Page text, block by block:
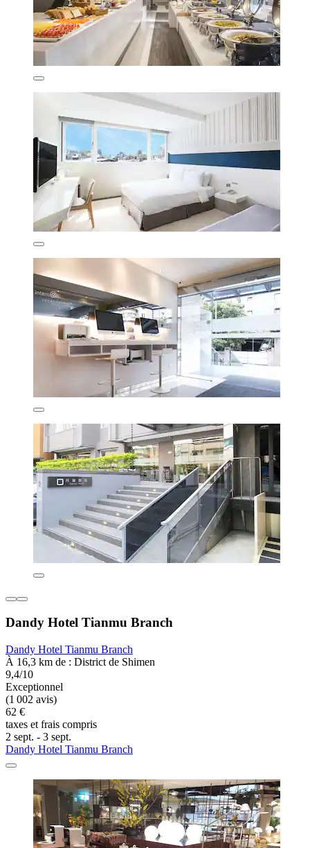
Dandy Hotel Tianmu Branch
Dandy Hotel Tianmu Branch
À 16,3 km de : District de Shimen
9,4/10
Exceptionnel
(1 002 avis)
62 €
taxes et frais compris
2 sept. - 3 sept.
Dandy Hotel Tianmu Branch